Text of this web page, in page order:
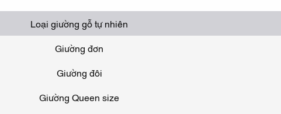
Loại giường gỗ tự nhiên
Giường đơn
Giường đôi
Giường Queen size